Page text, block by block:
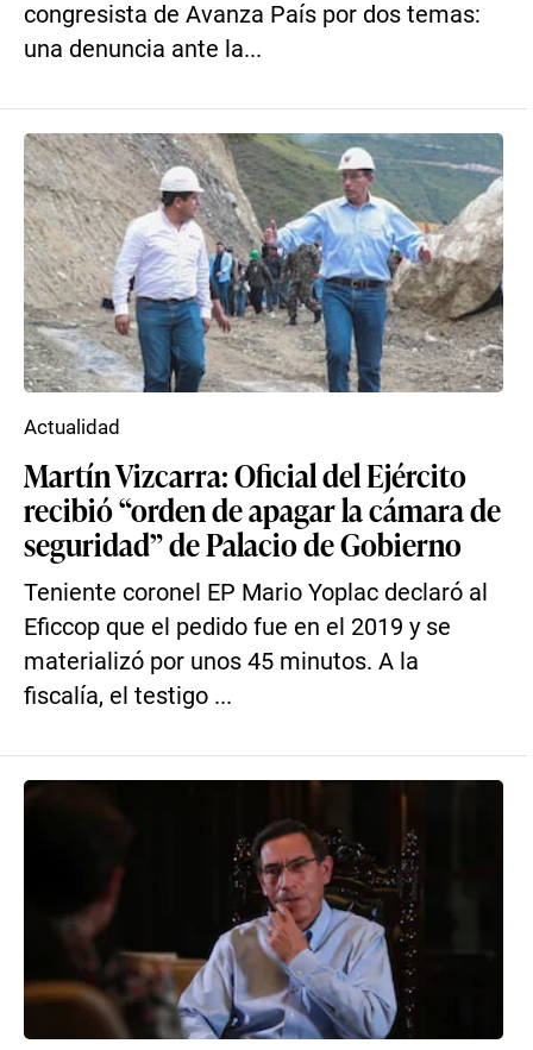
congresista de Avanza País por dos temas:
una denuncia ante la...
Martín Vizcarra: Oficial del Ejército
recibió “orden de apagar la cámara de
seguridad” de Palacio de Gobierno
Teniente coronel EP Mario Yoplac declaró al
Eficcop que el pedido fue en el 2019 y se
materializó por unos 45 minutos. A la
fiscalía, el testigo ...
Actualidad